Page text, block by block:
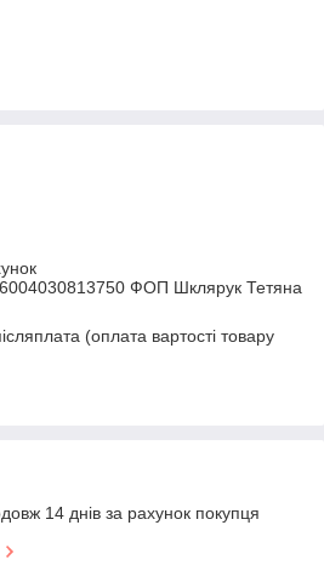
ФОП Шклярук Тетяна
(оплата вартості товару
14 днів за рахунок покупця